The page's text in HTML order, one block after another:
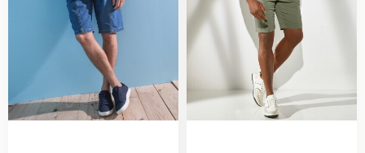
knoflíky vzadu.
knoflíky vzadu.